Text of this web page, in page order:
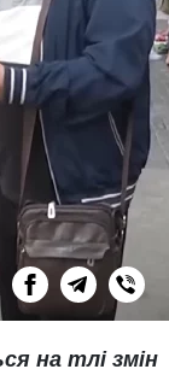
на тлі змін